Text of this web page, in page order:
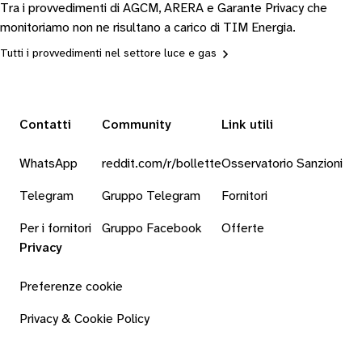
Tra i provvedimenti di AGCM, ARERA e Garante Privacy che
monitoriamo non ne risultano a carico di TIM Energia.
Tutti i provvedimenti nel settore luce e gas
Contatti
WhatsApp
Telegram
Per i fornitori
Community
reddit.com/r/bollette
Gruppo Telegram
Gruppo Facebook
Link utili
Osservatorio Sanzioni
Fornitori
Offerte
Privacy
Preferenze cookie
Privacy & Cookie Policy